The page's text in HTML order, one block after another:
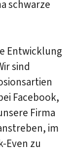
schwarze
Entwicklung
sind
Facebook,
Firma
im
Even zu